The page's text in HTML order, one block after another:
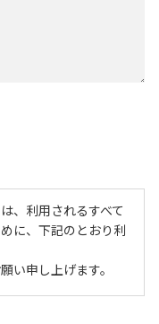
、利用されるすべて
に、下記のとおり利
い申し上げます。